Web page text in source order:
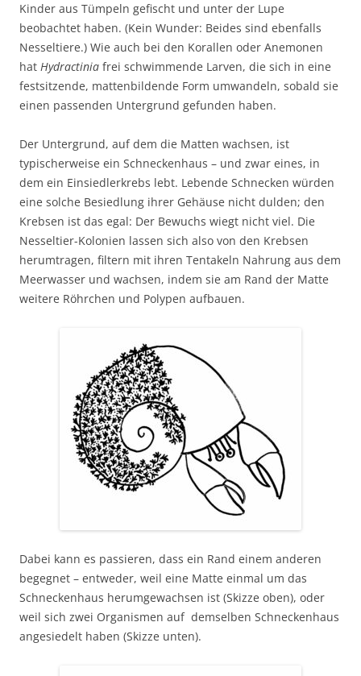
Kinder aus Tümpeln gefischt und unter der Lupe
beobachtet haben. (Kein Wunder: Beides sind ebenfalls
Nesseltiere.) Wie auch bei den Korallen oder Anemonen
hat Hydractinia frei schwimmende Larven, die sich in eine
festsitzende, mattenbildende Form umwandeln, sobald sie
einen passenden Untergrund gefunden haben.
Der Untergrund, auf dem die Matten wachsen, ist
typischerweise ein Schneckenhaus – und zwar eines, in
dem ein Einsiedlerkrebs lebt. Lebende Schnecken würden
eine solche Besiedlung ihrer Gehäuse nicht dulden; den
Krebsen ist das egal: Der Bewuchs wiegt nicht viel. Die
Nesseltier-Kolonien lassen sich also von den Krebsen
herumtragen, filtern mit ihren Tentakeln Nahrung aus dem
Meerwasser und wachsen, indem sie am Rand der Matte
weitere Röhrchen und Polypen aufbauen.
Dabei kann es passieren, dass ein Rand einem anderen
begegnet – entweder, weil eine Matte einmal um das
Schneckenhaus herumgewachsen ist (Skizze oben), oder
weil sich zwei Organismen auf demselben Schneckenhaus
angesiedelt haben (Skizze unten).